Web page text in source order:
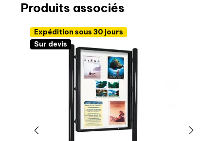
Produits associés
Expédition sous 30 jours
Sur devis